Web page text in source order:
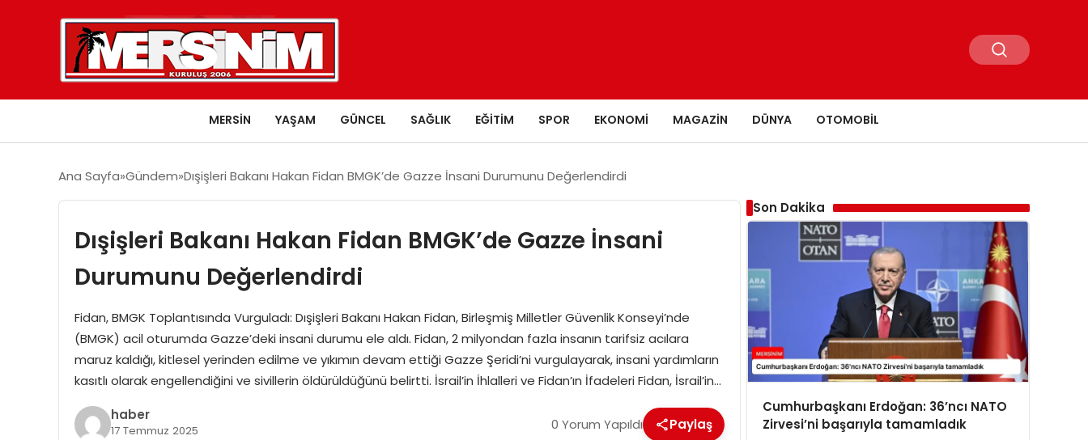
MERSIN YAŞAM GÜNCEL SAĞLIK EĞITIM SPOR EKONOMI MAGAZIN DÜNYA OTOMOBIL
Ana Sayfa Gündem Dışişleri Bakanı Hakan Fidan BMGK’de Gazze İnsani Durumunu Değerlendirdi
Dışişleri Bakanı Hakan Fidan BMGK’de Gazze İnsani
Durumunu Değerlendirdi
Fidan, BMGK Toplantısında Vurguladı: Dışişleri Bakanı Hakan Fidan, Birleşmiş Milletler Güvenlik Konseyi’nde
(BMGK) acil oturumda Gazze’deki insani durumu ele aldı. Fidan, 2 milyondan fazla insanın tarifsiz acılara
maruz kaldığı, kitlesel yerinden edilme ve yıkımın devam ettiği Gazze Şeridi’ni vurgulayarak, insani yardımların
kasıtlı olarak engellendiğini ve sivillerin öldürüldüğünü belirtti. İsrail’in İhlalleri ve Fidan’ın İfadeleri Fidan, İsrail’in…
haber
17 Temmuz 2025 0 Yorum Yapıldı Paylaş
Son Dakika
Cumhurbaşkanı Erdoğan: 36’ncı NATO
Zirvesi’ni başarıyla tamamladık